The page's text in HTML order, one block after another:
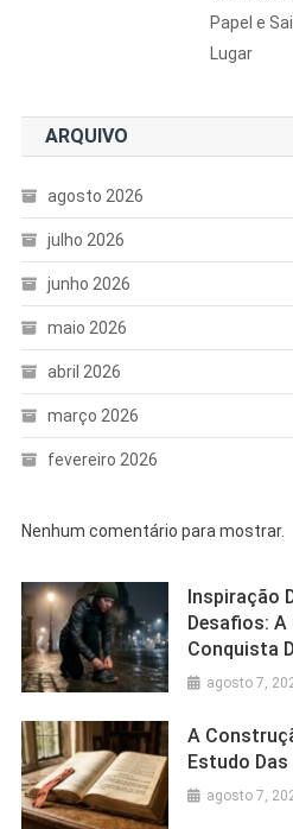
Papel e
Lugar
ARQUIVO
agosto 2026
julho 2026
junho 2026
maio 2026
abril 2026
março 2026
fevereiro 2026
Nenhum comentário para mostrar.
Inspiração
Desafios: A
Conquista
agosto 7,
A
Estudo
agosto 7,